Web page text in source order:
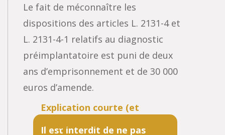
Le fait de méconnaître les
dispositions des articles L. 2131-4 et
L. 2131-4-1 relatifs au diagnostic
préimplantatoire est puni de deux
ans d’emprisonnement et de 30 000
euros d’amende.
Il est interdit de ne pas